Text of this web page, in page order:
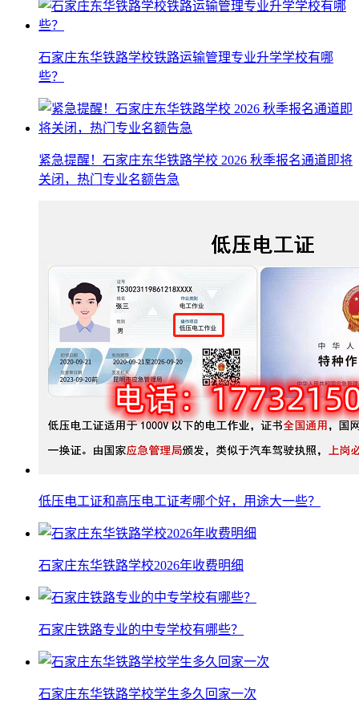
石家庄东华铁路学校铁路运输管理专业升学学校有哪
些？
紧急提醒！石家庄东华铁路学校 2026 秋季报名通道即将
关闭，热门专业名额告急
低压电工证和高压电工证考哪个好，用途大一些？
石家庄东华铁路学校2026年收费明细
石家庄铁路专业的中专学校有哪些？
石家庄东华铁路学校学生多久回家一次